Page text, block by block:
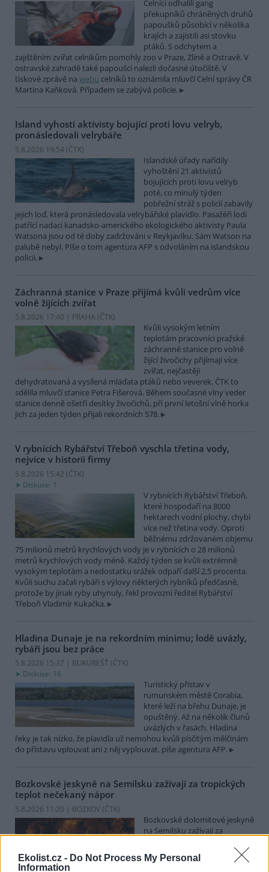
Ekolist.cz - Do Not Process My Personal
Information
Celníci odhalili gang
překupníků chráněných druhů
papoušků působící v několika
krajích a zajistili asi stovku
ptáků. S odchytem a
zajištěním zvířat celníkům pomohly zoo v Praze, Zlíně a Ostravě. V
ostravské zahradě také papoušci nalezli dočasné útočiště. V
tiskové zprávě na webu celníků to oznámila mluvčí Celní správy ČR
Martina Kaňková. Případem se zabývá policie.
Island vyhostí aktivisty bojující proti lovu velryb,
pronásledovali velrybáře
5.8.2026 19:54 (ČTK)
Islandské úřady nařídily
vyhoštění 21 aktivistů
bojujících proti lovu velryb
poté, co minulý týden
pobřežní stráž s policií zabavily
jejich loď, která pronásledovala velrybářské plavidlo. Pasažéři lodi
patřící nadaci kanadsko-amerického ekologického aktivisty Paula
Watsona jsou od té doby zadržováni v Reykjavíku. Sám Watson na
palubě nebyl. Píše o tom agentura AFP s odvoláním na islandskou
policii.
Záchranná stanice v Praze přijímá kvůli vedrům více
volně žijících zvířat
5.8.2026 17:40 | PRAHA (ČTK)
Kvůli vysokým letním
teplotám pracovníci pražské
záchranné stanice pro volně
žijící živočichy přijímají více
zvířat, nejčastěji
dehydratovaná a vysílená mláďata ptáků nebo veverek. ČTK to
sdělila mluvčí stanice Petra Fišerová. Během současné vlny veder
stanice denně ošetří desítky živočichů, při první letošní vlně horka
jich za jeden týden přijali rekordních 578.
V rybnících Rybářství Třeboň vyschla třetina vody,
nejvíce v historii firmy
5.8.2026 15:42 (ČTK)
Diskuse: 1
V rybnících Rybářství Třeboň,
které hospodaří na 8000
hektarech vodní plochy, chybí
více než třetina vody. Oproti
běžnému zdržovaném objemu
75 milionů metrů krychlových vody je v rybnících o 28 milionů
metrů krychlových vody méně. Každý týden se kvůli extrémně
vysokým teplotám a nedostatku srážek odpaří další 2,5 procenta.
Kvůli suchu začali rybáři s výlovy některých rybníků předčasně,
protože by jinak ryby uhynuly, řekl provozní ředitel Rybářství
Třeboň Vladimír Kukačka.
Hladina Dunaje je na rekordním minimu; lodě uvázly,
rybáři jsou bez práce
5.8.2026 15:37 | BUKUREŠŤ (ČTK)
Diskuse: 16
Turistický přístav v
rumunském městě Corabia,
které leží na břehu Dunaje, je
opuštěný. Až na několik člunů
uvázlých v řasách. Hladina
řeky je tak nízko, že plavidla už nemohou kvůli písčitým mělčinám
do přístavu vplouvat ani z něj vyplouvat, píše agentura AFP.
Bozkovské jeskyně na Semilsku zažívají za tropických
teplot nečekaný nápor
5.8.2026 11:20 | BOZKOV (ČTK)
Bozkovské dolomitové jeskyně
na Semilsku zažívají za
nečekaný nápor. Jde sice o
jedno z nejchladnějších míst v